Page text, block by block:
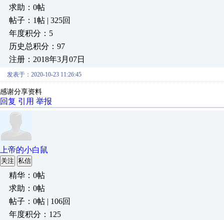
求助：0帖
帖子：1帖 | 325回
年度积分：5
历史总积分：97
注册：2018年3月07日
发表于：2020-10-23 11:26:45
感谢分享资料
回复 引用 举报
上帝的小白鼠
关注 私信
精华：0帖
求助：0帖
帖子：0帖 | 106回
年度积分：125